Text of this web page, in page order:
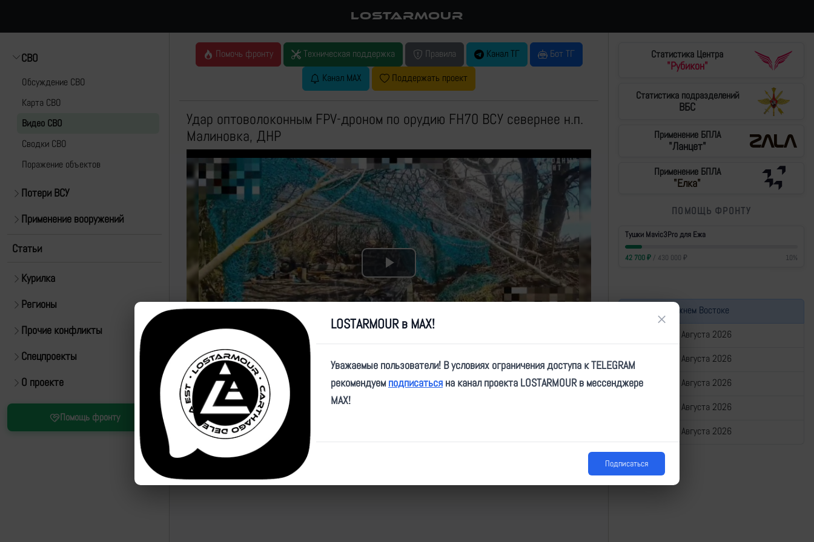
LOSTARMOUR
СВО
Обсуждение СВО
Карта СВО
Видео СВО
Cводки СВО
Поражение объектов
Потери ВСУ
Применение вооружений
Статьи
Курилка
Регионы
Прочие конфликты
Спецпроекты
О проекте
Помощь фронту
Помочь фронту Техническая поддержка Правила Канал ТГ
Бот ТГ
Канал MAX
Поддержать проект
Удар оптоволоконным FPV-дроном по орудию FH70 ВСУ севернее н.п.
Малиновка, ДНР
Play
Video
Источник: https://t.me/finistteamm/103
Статистика Центра
"Рубикон"
Статистика подразделений
ВБС
Применение БПЛА
"Ланцет"
Применение БПЛА
"Елка"
ПОМОЩЬ ФРОНТУ
Тушки Mavic3Pro для Ежа
42 700₽/ 430 000 ₽ 10%
Война на Ближнем Востоке
Сводка за 07 Августа 2026
Сводка за 06 Августа 2026
Сводка за 05 Августа 2026
Сводка за 04 Августа 2026
Сводка за 03 Августа 2026
LOSTARMOUR в MAX! ×
Уважаемые пользователи! В условиях ограничения доступа к TELEGRAM
рекомендуем подписаться на канал проекта LOSTARMOUR в мессенджере
MAX!
Подписаться